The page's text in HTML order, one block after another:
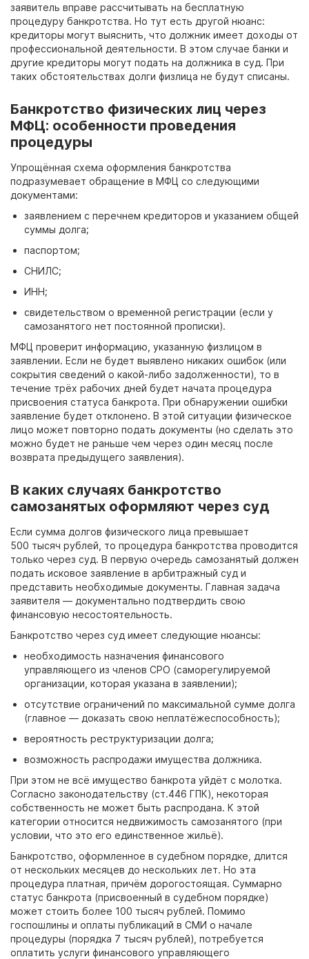
заявитель вправе рассчитывать на бесплатную
процедуру банкротства. Но тут есть другой нюанс:
кредиторы могут выяснить, что должник имеет доходы от
профессиональной деятельности. В этом случае банки и
другие кредиторы могут подать на должника в суд. При
таких обстоятельствах долги физлица не будут списаны.
Банкротство физических лиц через
МФЦ: особенности проведения
процедуры
Упрощённая схема оформления банкротства
подразумевает обращение в МФЦ со следующими
документами:
заявлением с перечнем кредиторов и указанием общей
суммы долга;
паспортом;
СНИЛС;
ИНН;
свидетельством о временной регистрации (если у
самозанятого нет постоянной прописки).
МФЦ проверит информацию, указанную физлицом в
заявлении. Если не будет выявлено никаких ошибок (или
сокрытия сведений о какой-либо задолженности), то в
течение трёх рабочих дней будет начата процедура
присвоения статуса банкрота. При обнаружении ошибки
заявление будет отклонено. В этой ситуации физическое
лицо может повторно подать документы (но сделать это
можно будет не раньше чем через один месяц после
возврата предыдущего заявления).
В каких случаях банкротство
самозанятых оформляют через суд
Если сумма долгов физического лица превышает
500 тысяч рублей, то процедура банкротства проводится
только через суд. В первую очередь самозанятый должен
подать исковое заявление в арбитражный суд и
представить необходимые документы. Главная задача
заявителя — документально подтвердить свою
финансовую несостоятельность.
Банкротство через суд имеет следующие нюансы:
необходимость назначения финансового
управляющего из членов СРО (саморегулируемой
организации, которая указана в заявлении);
отсутствие ограничений по максимальной сумме долга
(главное — доказать свою неплатёжеспособность);
вероятность реструктуризации долга;
возможность распродажи имущества должника.
При этом не всё имущество банкрота уйдёт с молотка.
Согласно законодательству (ст.446 ГПК), некоторая
собственность не может быть распродана. К этой
категории относится недвижимость самозанятого (при
условии, что это его единственное жильё).
Банкротство, оформленное в судебном порядке, длится
от нескольких месяцев до нескольких лет. Но эта
процедура платная, причём дорогостоящая. Суммарно
статус банкрота (присвоенный в судебном порядке)
может стоить более 100 тысяч рублей. Помимо
госпошлины и оплаты публикаций в СМИ о начале
процедуры (порядка 7 тысяч рублей), потребуется
оплатить услуги финансового управляющего